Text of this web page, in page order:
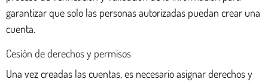
garantizar que solo las personas autorizadas puedan crear una
cuenta.
Cesión de derechos y permisos
Una vez creadas las cuentas, es necesario asignar derechos y